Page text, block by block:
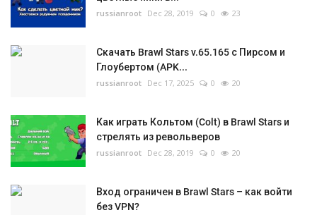
russianroot Dec 28, 2019 0 23
Скачать Brawl Stars v.65.165 с Пирсом и
Глоубертом (APK...
russianroot Dec 17, 2025 0 20
Как играть Кольтом (Colt) в Brawl Stars и
стрелять из револьверов
russianroot Dec 28, 2019 0 20
Вход ограничен в Brawl Stars – как войти
без VPN?